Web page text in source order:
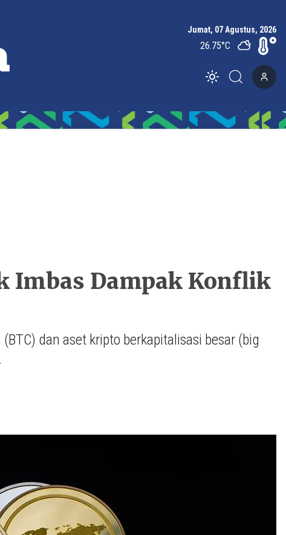
Jumat, 07 Agustus, 2026
26.75°C
Toggle theme
Imbas Dampak Konflik
dan aset kripto berkapitalisasi besar (big